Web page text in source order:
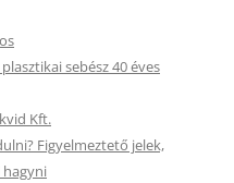
sebész 40 éves
Kft.
Figyelmeztető jelek,